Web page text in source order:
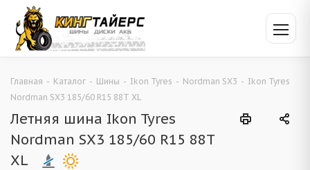
Главная - Каталог - Шины - Ikon Tyres - Nordman SX3 - Ikon Tyres
Nordman SX3 185/60 R15 88T XL
Летняя шина Ikon Tyres
Nordman SX3 185/60 R15 88T
XL